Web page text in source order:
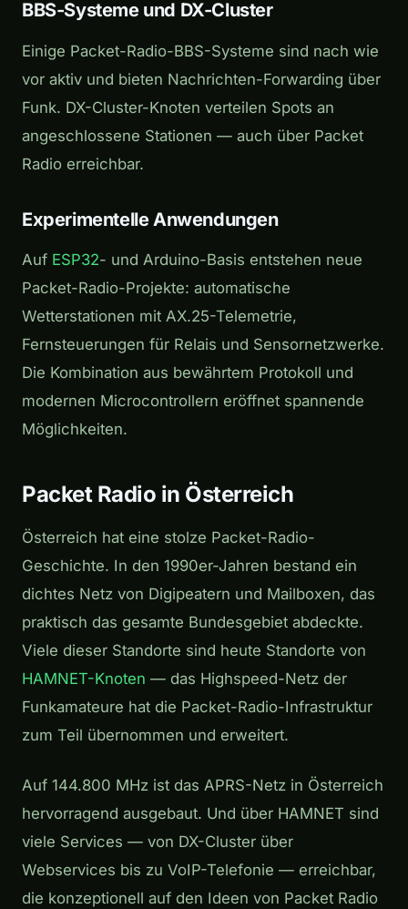
BBS-Systeme und DX-Cluster
Einige Packet-Radio-BBS-Systeme sind nach wie
vor aktiv und bieten Nachrichten-Forwarding über
Funk. DX-Cluster-Knoten verteilen Spots an
angeschlossene Stationen — auch über Packet
Radio erreichbar.
Experimentelle Anwendungen
Auf ESP32- und Arduino-Basis entstehen neue
Packet-Radio-Projekte: automatische
Wetterstationen mit AX.25-Telemetrie,
Fernsteuerungen für Relais und Sensornetzwerke.
Die Kombination aus bewährtem Protokoll und
modernen Microcontrollern eröffnet spannende
Möglichkeiten.
Packet Radio in Österreich
Österreich hat eine stolze Packet-Radio-
Geschichte. In den 1990er-Jahren bestand ein
dichtes Netz von Digipeatern und Mailboxen, das
praktisch das gesamte Bundesgebiet abdeckte.
Viele dieser Standorte sind heute Standorte von
HAMNET-Knoten — das Highspeed-Netz der
Funkamateure hat die Packet-Radio-Infrastruktur
zum Teil übernommen und erweitert.
Auf 144.800 MHz ist das APRS-Netz in Österreich
hervorragend ausgebaut. Und über HAMNET sind
viele Services — von DX-Cluster über
Webservices bis zu VoIP-Telefonie — erreichbar,
die konzeptionell auf den Ideen von Packet Radio